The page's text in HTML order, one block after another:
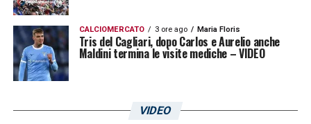
TUTTE LE DICHIARAZIONI DI JOAO PEDRO
LA PLAYLIST DELLE NOSTRE TOP NEWS
CALCIOMERCATO 3 ore ago Maria Floris
Tris del Cagliari, dopo Carlos e Aurelio anche
Maldini termina le visite mediche – VIDEO
VIDEO